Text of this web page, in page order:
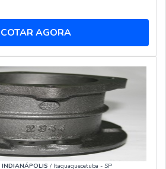
COTAR AGORA
INDIANÁPOLIS / Itaquaquecetuba - SP